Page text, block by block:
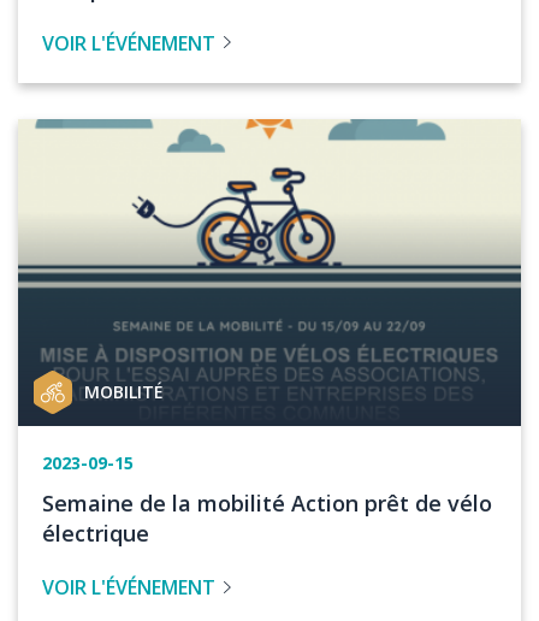
l'événement
l'évenement
VOIR L'ÉVÉNEMENT
Image
Catégorie
de
MOBILITÉ
Date
de
l'événement
2023-09-15
Titre
de
Semaine de la mobilité Action prêt de vélo
électrique
VOIR L'ÉVÉNEMENT